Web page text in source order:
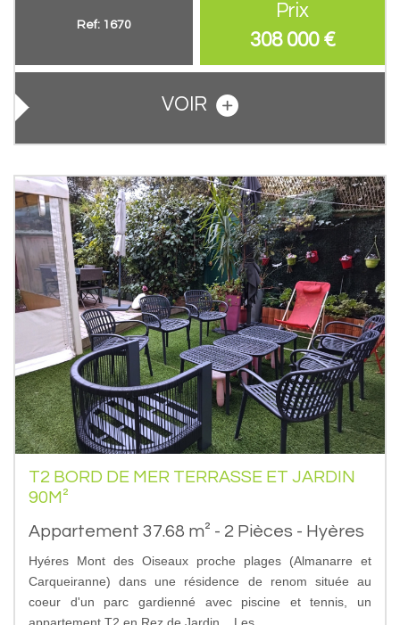
Ref: 1670
Prix
308 000 €
VOIR
T2 BORD DE MER TERRASSE ET JARDIN
90M²
Appartement 37.68 m² - 2 Pièces - Hyères
Hyéres Mont des Oiseaux proche plages (Almanarre et
Carqueiranne) dans une résidence de renom située au
coeur d'un parc gardienné avec piscine et tennis, un
appartement T2 en Rez de Jardin... Les...